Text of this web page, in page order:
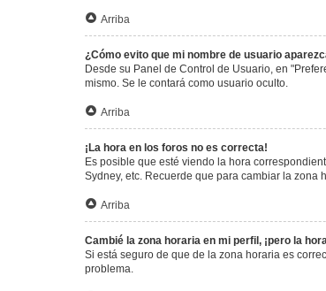
Arriba
¿Cómo evito que mi nombre de usuario
Desde su Panel de Control de Usuario, en
mismo. Se le contará como usuario oculto.
Arriba
¡La hora en los foros no es correcta!
Es posible que esté viendo la hora
Sydney, etc. Recuerde que para cambiar la zona
Arriba
Cambié la zona horaria en mi perfil, ¡pero la
Si está seguro de que de la zona horaria es
problema.